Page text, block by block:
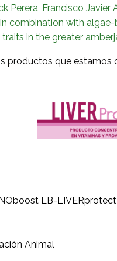
Perera, Francisco
combination with
in the greater
productos que estamos
LB-LIVERprotect
Animal